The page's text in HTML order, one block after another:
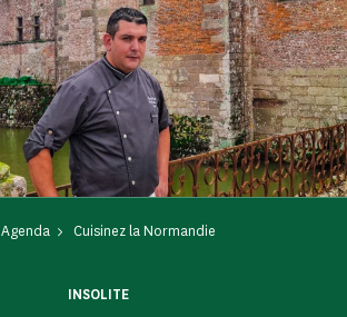
Agenda Cuisinez la Normandie
INSOLITE